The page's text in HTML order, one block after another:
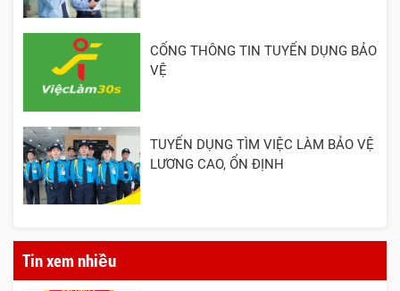
CỔNG THÔNG TIN TUYỂN DỤNG BẢO
VỆ
TUYỂN DỤNG TÌM VIỆC LÀM BẢO VỆ
LƯƠNG CAO, ỔN ĐỊNH
Tin xem nhiều